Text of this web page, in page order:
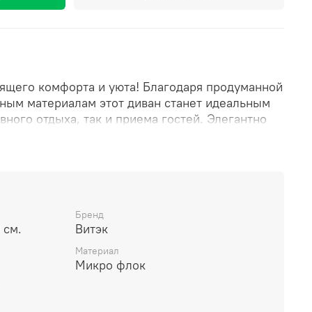
комфорта и уюта! Благодаря продуманной
материалам этот диван станет идеальным
отдыха, так и приема гостей. Элегантно
сочетая стиль, функциональность и
Идеальный выбор для тех, кто ценит
Бренд
Витэк
Материал
Микро флок